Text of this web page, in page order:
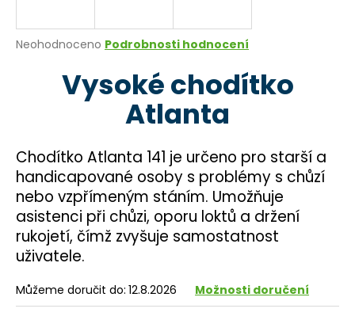
Průměrné
produktu
hvězdiček.
Neohodnoceno Podrobnosti hodnocení
Vysoké chodítko
Atlanta
Chodítko Atlanta 141 je určeno pro starší a
handicapované osoby s problémy s chůzí
nebo vzpřímeným stáním. Umožňuje
asistenci při chůzi, oporu loktů a držení
rukojetí, čímž zvyšuje samostatnost
uživatele.
Můžeme doručit do: 12.8.2026 Možnosti doručení
j
HLEDAT
D
p
o